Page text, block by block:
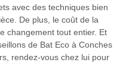
avec des techniques bien
De plus, le coût de la
changement tout entier. Et
de Bat Eco à Conches
rendez-vous chez lui pour